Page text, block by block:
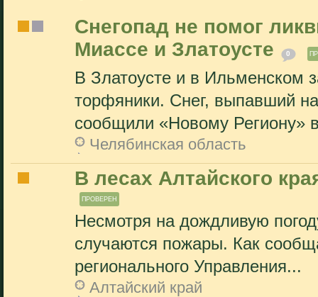
Снегопад не помог
Миассе и Златоусте
0
В Златоусте и в Ильменском
торфяники. Снег, выпавший
сообщили «Новому Региону»
Челябинская область
В лесах Алтайского
ПРОВЕРЕН
Несмотря на дождливую
случаются пожары. Как
регионального Управления...
Алтайский край